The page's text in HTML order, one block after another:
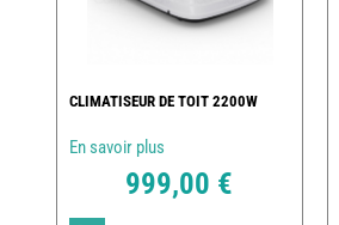
CLIMATISEUR DE TOIT 2200W
En savoir plus
999,00 €